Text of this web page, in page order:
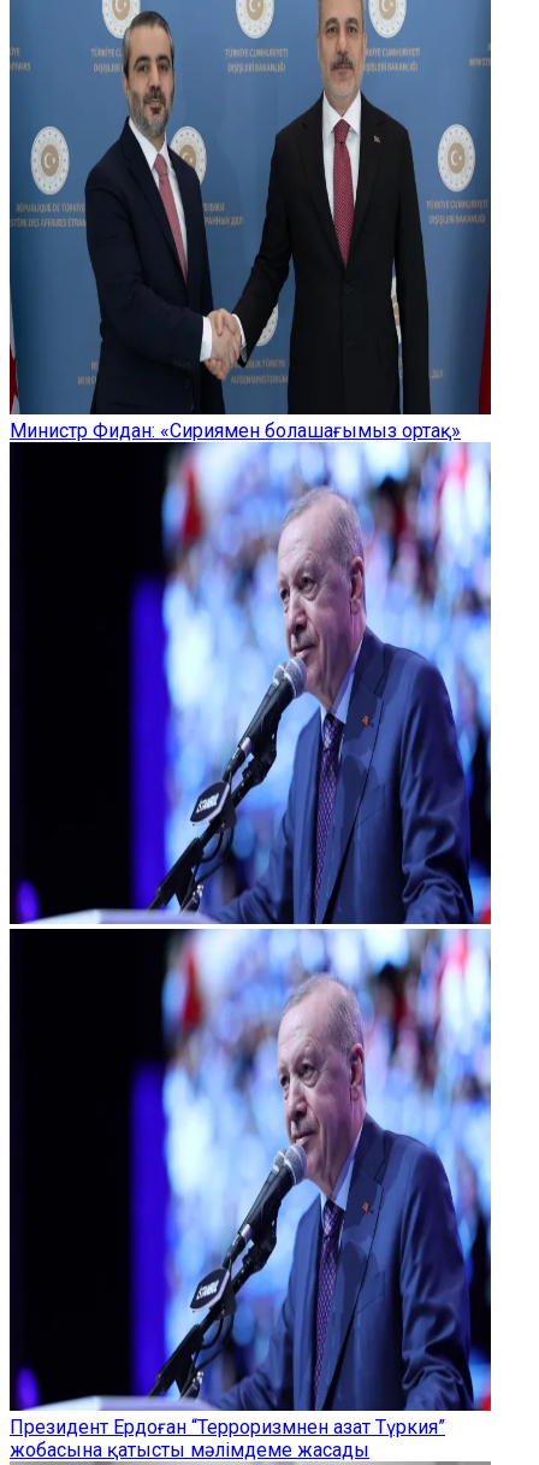
Министр Фидан: «Сириямен болашағымыз ортақ»
Президент Ердоған “Терроризмнен азат Түркия”
жобасына қатысты мәлімдеме жасады